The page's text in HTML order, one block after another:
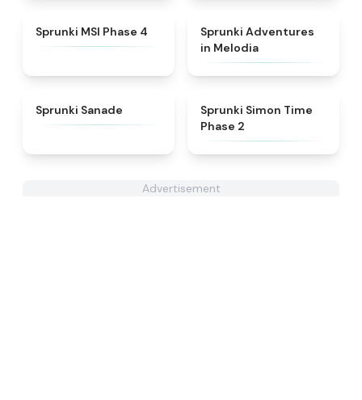
★4.6
Sprunki MSI Phase 4
Sprunki Adventures
in Melodia
Sprunki Sanade
Sprunki Simon Time
Phase 2
Advertisement